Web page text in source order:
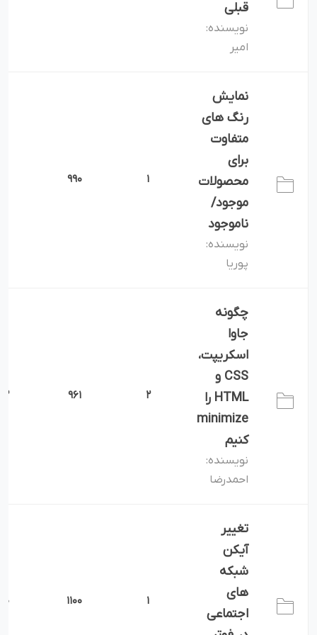
قبلی
نویسنده:
امیر
نمایش
رنگ های
متفاوت
برای
محصولات
موجود/
ناموجود
نویسنده:
پوریا
1
990
چگونه
جاوا
اسکریپت،
CSS و
HTML را
minimize
کنیم
نویسنده:
احمدرضا
2
961
2
تغییر
آیکن
شبکه
های
اجتماعی
1
1100
0